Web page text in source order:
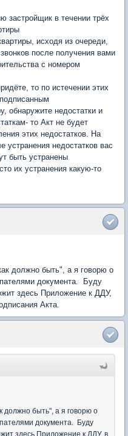
застройщик в течении трёх
исходя из очереди,
после получения вами
с номером
то по истечении этих
обнаружите недостатки и
то Акт не будет
этих недостатков. На
устранения недостатков вас
быть устранены
их устранения какую-то
должно быть", а я говорю о
документа. Буду
здесь Приложение к ДДУ,
Акта.
должно быть", а я говорю о
документа. Буду